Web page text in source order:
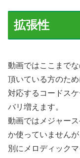
拡張性
動画ではここまで
頂いている方のため
対応するコードス
バリ増えます。
動画ではメジャー
か使っていませんが
別にメロディック